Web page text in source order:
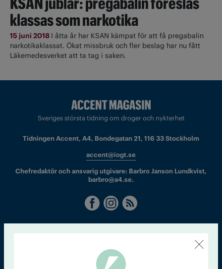
klassas som narkotika
15 juni 2018 I åtta år har KSAN kämpat för att få pregabalin
narkotikaklassat. Ökat missbruk och fler beslag har nu fått
Läkemedesverket att ta tag i saken.
Sveriges största tidning om droger och nykterhet
Tidningen Accent, A4, Bondegatan 21, 116 33 Stockholm
accent@iogt.se
Chefredaktör och ansvarig utgivare: Barbro Janson Lundkvist,
barbro@a4.se.